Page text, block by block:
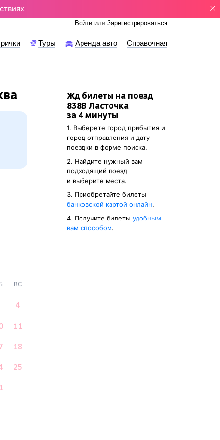
Войти или Зарегистрироваться
Туры Аренда авто Справочная
ВС
4
11
18
25
Жд билеты на поезд
838В Ласточка
за 4 минуты
1. Выберете город прибытия и
город отправления и дату
поездки в форме поиска.
2. Найдите нужный вам
подходящий поезд
и выберите места.
3. Приобретайте билеты
банковской картой онлайн.
4. Получите билеты удобным
вам способом.